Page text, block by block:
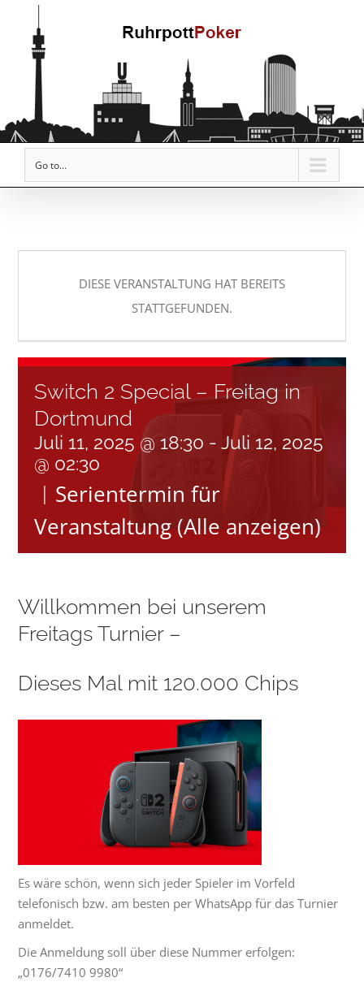
Go to...
DIESE VERANSTALTUNG HAT BEREITS
STATTGEFUNDEN.
Switch 2 Special – Freitag in
Dortmund
Juli 11, 2025 @ 18:30 -Juli 12, 2025
@ 02:30
Serientermin für
Veranstaltung(Alle anzeigen)
Willkommen bei unserem
Freitags Turnier –
Dieses Mal mit 120.000 Chips
Es wäre schön, wenn sich jeder Spieler im Vorfeld
telefonisch bzw. am besten per WhatsApp für das Turnier
anmeldet.
Die Anmeldung soll über diese Nummer erfolgen:
„0176/7410 9980“